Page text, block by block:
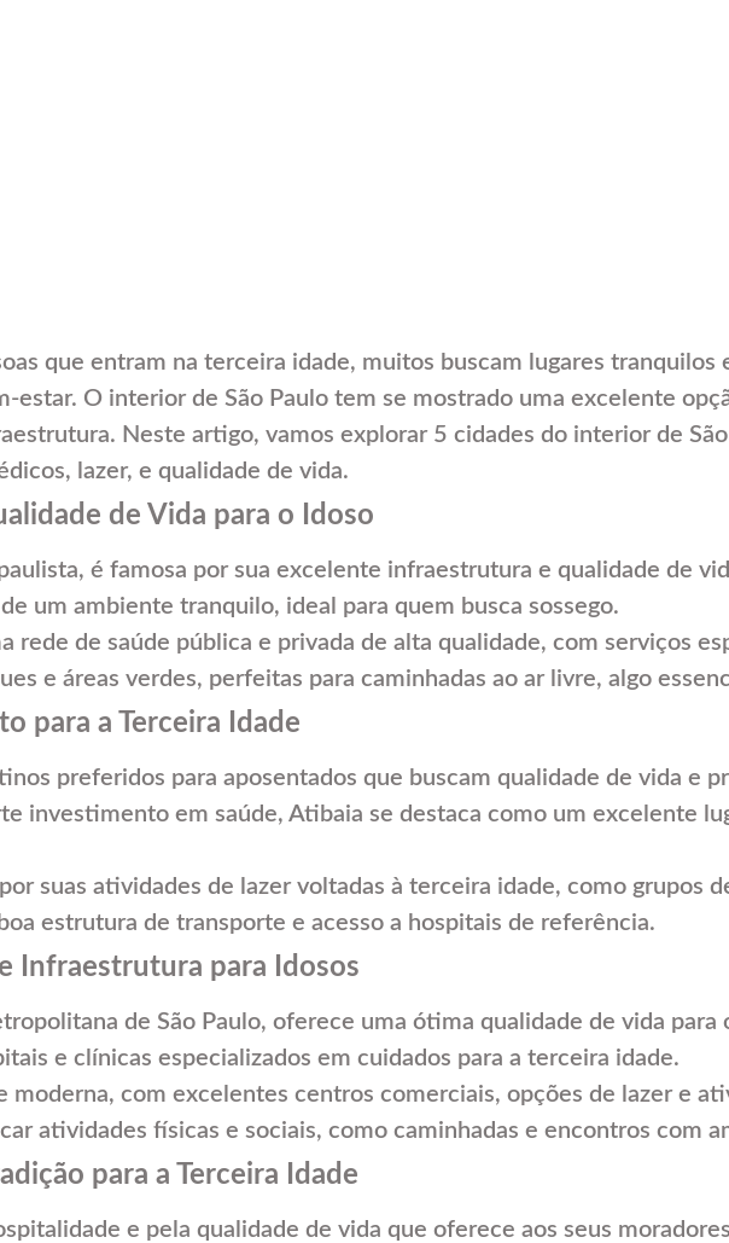
que entram na terceira idade, muitos buscam lugares tranquilos
estar. O interior de São Paulo tem se mostrado uma excelente
Neste artigo, vamos explorar 5 cidades do interior de
lazer, e qualidade de vida.
de Vida para o Idoso
é famosa por sua excelente infraestrutura e qualidade de
um ambiente tranquilo, ideal para quem busca sossego.
rede de saúde pública e privada de alta qualidade, com serviços
e áreas verdes, perfeitas para caminhadas ao ar livre, algo
para a Terceira Idade
preferidos para aposentados que buscam qualidade de vida e
investimento em saúde, Atibaia se destaca como um excelente
suas atividades de lazer voltadas à terceira idade, como grupos
estrutura de transporte e acesso a hospitais de referência.
Infraestrutura para Idosos
de São Paulo, oferece uma ótima qualidade de vida
e clínicas especializados em cuidados para a terceira idade.
moderna, com excelentes centros comerciais, opções de lazer e
atividades físicas e sociais, como caminhadas e encontros com
para a Terceira Idade
e pela qualidade de vida que oferece aos seus